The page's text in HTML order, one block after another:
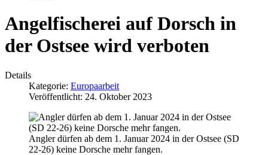
Angelfischerei auf Dorsch in
der Ostsee wird verboten
Details
Kategorie: Europaarbeit
Veröffentlicht: 24. Oktober 2023
Angler dürfen ab dem 1. Januar 2024 in der Ostsee (SD
22-26) keine Dorsche mehr fangen.